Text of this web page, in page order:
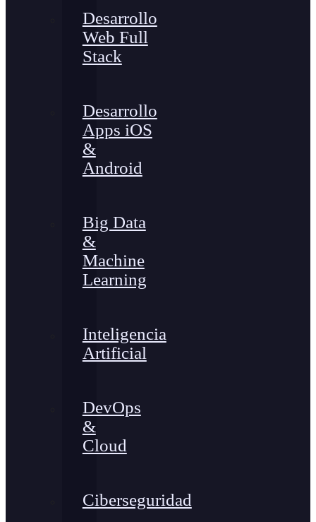
Desarrollo
Web Full
Stack
Desarrollo
Apps iOS
&
Android
Big Data
&
Machine
Learning
Inteligencia
Artificial
DevOps
&
Cloud
Ciberseguridad